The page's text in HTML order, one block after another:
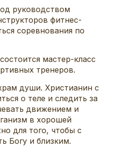
руководством
фитнес-
соревнования по
мастер-класс
тренеров.
души. Христианин с
о теле и следить за
движением и
в хорошей
для того, чтобы с
Богу и близким.